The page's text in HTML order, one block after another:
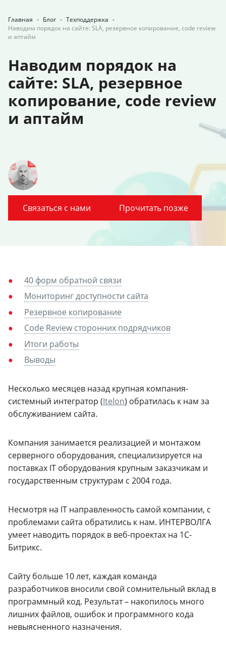
Главная - Блог - Техподдержка -
Наводим порядок на сайте: SLA, резервное копирование, code review
и аптайм
Наводим порядок на
сайте: SLA, резервное
копирование, code review
и аптайм
Связаться с нами Прочитать позже
40 форм обратной связи
Мониторинг доступности сайта
Резервное копирование
Code Review сторонних подрядчиков
Итоги работы
Выводы
Несколько месяцев назад крупная компания-
системный интегратор (Itelon) обратилась к нам за
обслуживанием сайта.
Компания занимается реализацией и монтажом
серверного оборудования, специализируется на
поставках IT оборудования крупным заказчикам и
государственным структурам с 2004 года.
Несмотря на IT направленность самой компании, с
проблемами сайта обратились к нам. ИНТЕРВОЛГА
умеет наводить порядок в веб-проектах на 1С-
Битрикс.
Сайту больше 10 лет, каждая команда
разработчиков вносили свой сомнительный вклад в
программный код. Результат – накопилось много
лишних файлов, ошибок и программного кода
невыясненного назначения.